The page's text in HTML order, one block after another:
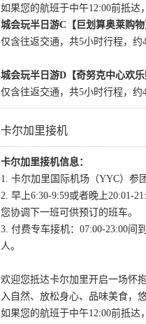
如果您的航班于中午12:00前抵
城会玩半日游C【巨划算奥莱购
仅含往返交通，共5小时行程，
城会玩半日游D【奇努克中心欢
仅含往返交通，共5小时行程，
卡尔加里接机
卡尔加里接机信息：
1. 卡尔加里国际机场（YYC）参
2. 早上6:30-9:59或者晚上20:01-
您协调下一班可供预订的班车。
3. 付费专车接机：07:00-23:00间
人。
欢迎您抵达卡尔加里开启一场怀
入自然、放松身心、品味美食，
如果您的航班于中午12:00前抵